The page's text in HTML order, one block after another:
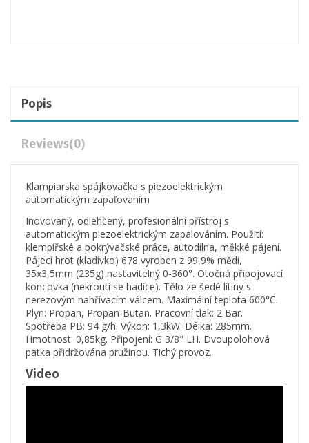
Popis
Reviews(0)
Klampiarska spájkovačka s piezoelektrickým
automatickým zapaľovaním
Inovovaný, odlehčený, profesionální přístroj s
automatickým piezoelektrickým zapalováním. Použití:
klempířské a pokrývačské práce, autodílna, měkké pájení.
Pájecí hrot (kladívko) 678 vyroben z 99,9% mědi,
35x3,5mm (235g) nastavitelný 0-360°. Otočná připojovací
koncovka (nekroutí se hadice). Tělo ze šedé litiny s
nerezovým nahřívacím válcem. Maximální teplota 600°C.
Plyn: Propan, Propan-Butan. Pracovní tlak: 2 Bar.
Spotřeba PB: 94 g/h. Výkon: 1,3kW. Délka: 285mm.
Hmotnost: 0,85kg. Připojení: G 3/8" LH. Dvoupolohová
patka přidržována pružinou. Tichý provoz.
Video